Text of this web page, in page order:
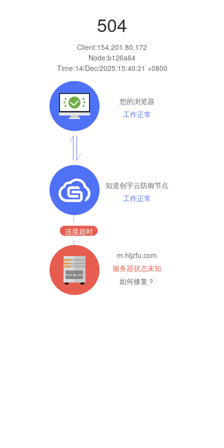
504
Client:154.201.80.172
Node:b126a64
Time:14/Dec/2025:15:40:21 +0800
您的浏览器
工作正常
知道创宇云防御节点
工作正常
连接超时
m.hljzfu.com
服务器状态未知
如何修复？